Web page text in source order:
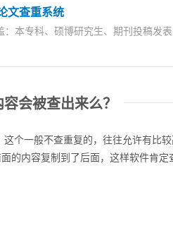
文查重系统
：本专科、硕博研究生、期刊投稿发
会被查出来么？
个一般不查重复的，往往允许有比
的内容复制到了后面，这样软件肯